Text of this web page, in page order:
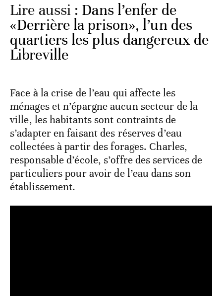
Lire aussi : Dans l’enfer de
«Derrière la prison», l’un des
quartiers les plus dangereux de
Libreville
Face à la crise de l’eau qui affecte les
ménages et n’épargne aucun secteur de la
ville, les habitants sont contraints de
s’adapter en faisant des réserves d’eau
collectées à partir des forages. Charles,
responsable d’école, s’offre des services de
particuliers pour avoir de l’eau dans son
établissement.